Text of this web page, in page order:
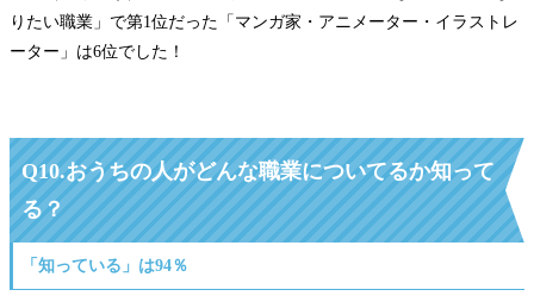
りたい職業」で第1位だった「マンガ家・アニメーター・イラストレ
ーター」は6位でした！
Q10.おうちの人がどんな職業についてるか知って
る？
「知っている」は94％